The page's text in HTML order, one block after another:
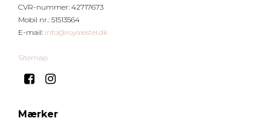
CVR-nummer: 42717673
Mobil nr.: 51513564
E-mail: info@royalestel.dk
Sitemap
Mærker